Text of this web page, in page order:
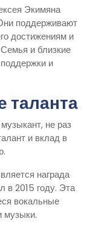
Экимяна
поддерживают
достижениям и
и близкие
и
таланта
не раз
и вклад в
награда
в 2015 году. Эта
вокальные
музыки.